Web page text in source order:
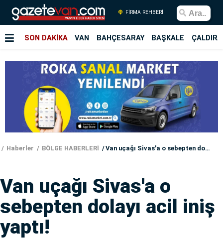
FİRMA REHBERİ
SON DAKİKA VAN BAHÇESARAY BAŞKALE
Haberler BÖLGE HABERLERİ Van uçağı Sivas'a o sebepten dolayı acil iniş yaptı!
Van uçağı Sivas'a o
sebepten dolayı acil iniş
yaptı!